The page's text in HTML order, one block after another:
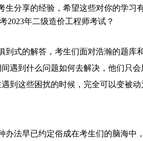
生分享的经验，希望这些对你的学习
式的解答，考生们面对浩瀚的题库
遇到什么问题如何去解决，他们只
到这些困扰的时候，完全可以变被
法早已约定俗成在考生们的脑海中